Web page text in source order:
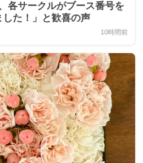
各サークルがブース番号を
た！」と歓喜の声
10時間前